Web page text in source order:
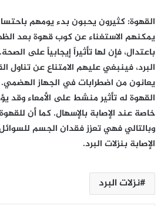
القهوة: كثيرون يحبون بدء يومهم
يمكنهم الاستغناء عن كوب قهوة بعد
باعتدال، فإن لها تأثيراً إيجابياً على
البرد، فينبغي عليهم الامتناع عن تناول
يعانون من اضطرابات في الجهاز
القهوة له تأثير منشط على الأمعاء وقد
خاصة عند الإصابة بالإسهال. كما أن للقهوة
وبالتالي فهي تعزز فقدان الجسم
الإصابة بنزلات البرد.
نزلات البرد